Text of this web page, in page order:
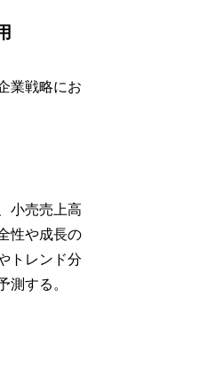
業戦略にお
小売売上高
性や成長の
トレンド分
測する。